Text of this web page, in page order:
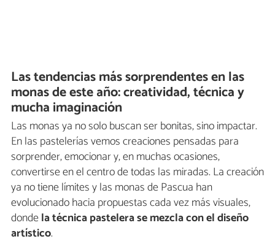
Las tendencias más sorprendentes en las
monas de este año: creatividad, técnica y
mucha imaginación
Las monas ya no solo buscan ser bonitas, sino impactar.
En las pastelerías vemos creaciones pensadas para
sorprender, emocionar y, en muchas ocasiones,
convertirse en el centro de todas las miradas. La creación
ya no tiene límites y las monas de Pascua han
evolucionado hacia propuestas cada vez más visuales,
dondela técnica pastelera se mezcla con el diseño
artístico.